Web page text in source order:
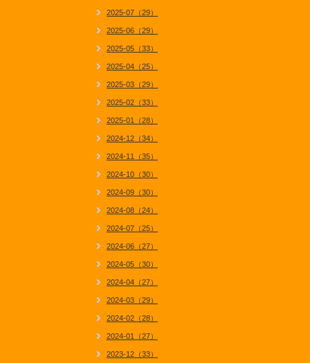
2025-07（29）
2025-06（29）
2025-05（33）
2025-04（25）
2025-03（29）
2025-02（33）
2025-01（28）
2024-12（34）
2024-11（35）
2024-10（30）
2024-09（30）
2024-08（24）
2024-07（25）
2024-06（27）
2024-05（30）
2024-04（27）
2024-03（29）
2024-02（28）
2024-01（27）
2023-12（33）